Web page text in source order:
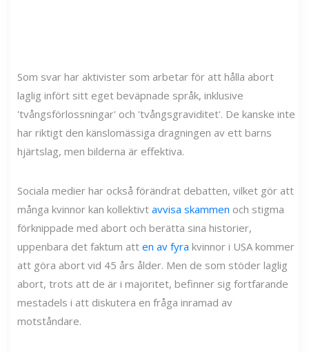
Som svar har aktivister som arbetar för att hålla abort
laglig infört sitt eget beväpnade språk, inklusive
'tvångsförlossningar' och 'tvångsgraviditet'. De kanske inte
har riktigt den känslomässiga dragningen av ett barns
hjärtslag, men bilderna är effektiva.
Sociala medier har också förändrat debatten, vilket gör att
många kvinnor kan kollektivt avvisa skammen och stigma
förknippade med abort och berätta sina historier,
uppenbara det faktum att en av fyra kvinnor i USA kommer
att göra abort vid 45 års ålder. Men de som stöder laglig
abort, trots att de är i majoritet, befinner sig fortfarande
mestadels i att diskutera en fråga inramad av
motståndare.